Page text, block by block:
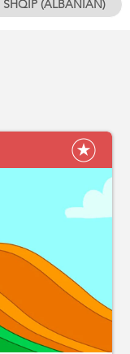
SHQIP (ALBANIAN)